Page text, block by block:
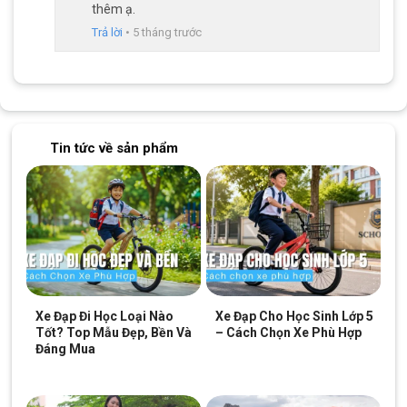
các bộ phận khác trong groupset
Xe đạp đua Nesto Gaur được trang bị groupset Shimano 105 cao cấp
Phần yên xe đạp sử dụng chất liệu da thể thao cao cấp, không
thêm ạ.
Trả lời • 5 tháng trước
Tin tức về sản phẩm
Xe Đạp Đi Học Loại Nào
Tốt? Top Mẫu Đẹp, Bền Và
Đáng Mua
Xe Đạp Cho Học Sinh Lớp 5
– Cách Chọn Xe Phù Hợp